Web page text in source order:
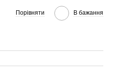
Порівняти В бажання